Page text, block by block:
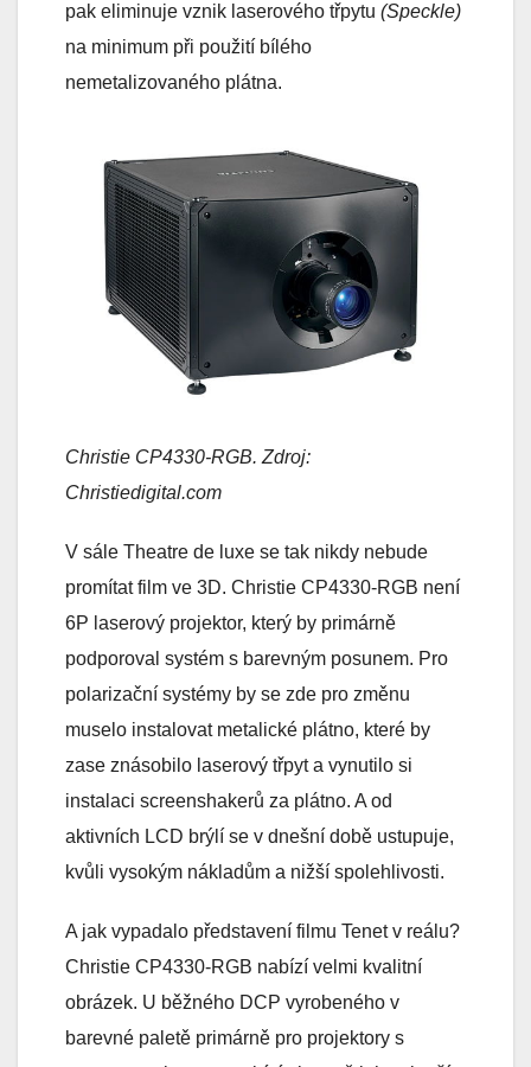
pak eliminuje vznik laserového třpytu (Speckle)
na minimum při použití bílého
nemetalizovaného plátna.
Christie CP4330-RGB. Zdroj:
Christiedigital.com
V sále Theatre de luxe se tak nikdy nebude
promítat film ve 3D. Christie CP4330-RGB není
6P laserový projektor, který by primárně
podporoval systém s barevným posunem. Pro
polarizační systémy by se zde pro změnu
muselo instalovat metalické plátno, které by
zase znásobilo laserový třpyt a vynutilo si
instalaci screenshakerů za plátno. A od
aktivních LCD brýlí se v dnešní době ustupuje,
kvůli vysokým nákladům a nižší spolehlivosti.
A jak vypadalo představení filmu Tenet v reálu?
Christie CP4330-RGB nabízí velmi kvalitní
obrázek. U běžného DCP vyrobeného v
barevné paletě primárně pro projektory s